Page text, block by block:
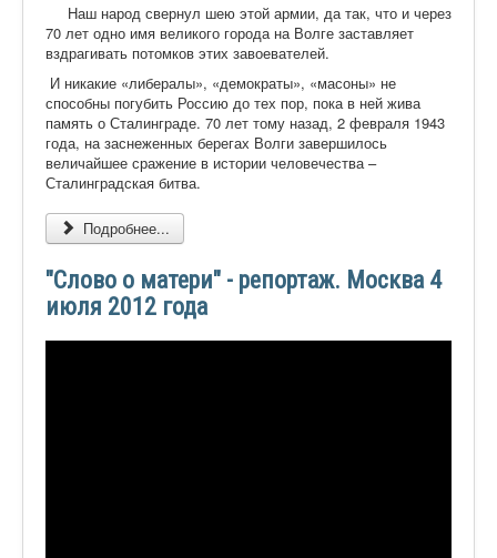
Наш народ свернул шею этой армии, да так, что и через
70 лет одно имя великого города на Волге заставляет
вздрагивать потомков этих завоевателей.
И никакие «либералы», «демократы», «масоны» не
способны погубить Россию до тех пор, пока в ней жива
память о Сталинграде. 70 лет тому назад, 2 февраля 1943
года, на заснеженных берегах Волги завершилось
величайшее сражение в истории человечества –
Сталинградская битва.
Подробнее...
"Слово о матери" - репортаж. Москва 4
июля 2012 года